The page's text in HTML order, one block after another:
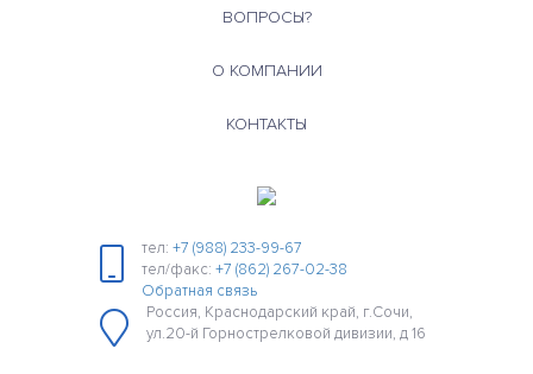
ВОПРОСЫ?
О КОМПАНИИ
КОНТАКТЫ
тел: +7 (988) 233-99-67
тел/факс: +7 (862) 267-02-38
Обратная связь
Россия, Краснодарский край, г.Сочи,
ул.20-й Горнострелковой дивизии, д 16